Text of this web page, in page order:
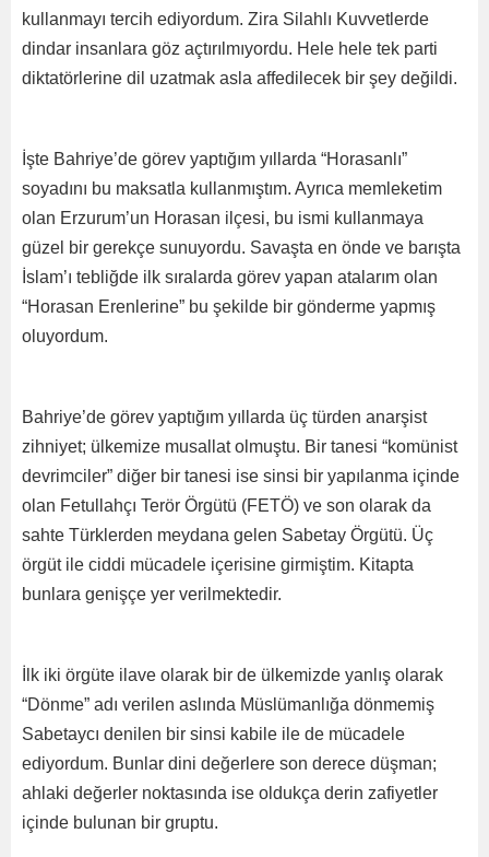
kullanmayı tercih ediyordum. Zira Silahlı Kuvvetlerde
dindar insanlara göz açtırılmıyordu. Hele hele tek parti
diktatörlerine dil uzatmak asla affedilecek bir şey değildi.
İşte Bahriye’de görev yaptığım yıllarda “Horasanlı”
soyadını bu maksatla kullanmıştım. Ayrıca memleketim
olan Erzurum’un Horasan ilçesi, bu ismi kullanmaya
güzel bir gerekçe sunuyordu. Savaşta en önde ve barışta
İslam’ı tebliğde ilk sıralarda görev yapan atalarım olan
“Horasan Erenlerine” bu şekilde bir gönderme yapmış
oluyordum.
Bahriye’de görev yaptığım yıllarda üç türden anarşist
zihniyet; ülkemize musallat olmuştu. Bir tanesi “komünist
devrimciler” diğer bir tanesi ise sinsi bir yapılanma içinde
olan Fetullahçı Terör Örgütü (FETÖ) ve son olarak da
sahte Türklerden meydana gelen Sabetay Örgütü. Üç
örgüt ile ciddi mücadele içerisine girmiştim. Kitapta
bunlara genişçe yer verilmektedir.
İlk iki örgüte ilave olarak bir de ülkemizde yanlış olarak
“Dönme” adı verilen aslında Müslümanlığa dönmemiş
Sabetaycı denilen bir sinsi kabile ile de mücadele
ediyordum. Bunlar dini değerlere son derece düşman;
ahlaki değerler noktasında ise oldukça derin zafiyetler
içinde bulunan bir gruptu.